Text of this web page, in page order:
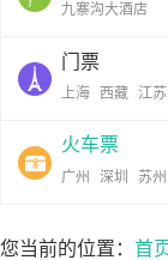
九寨沟大酒店
门票
上海 西藏 江苏
火车票
广州 深圳 苏州
您当前的位置： 首